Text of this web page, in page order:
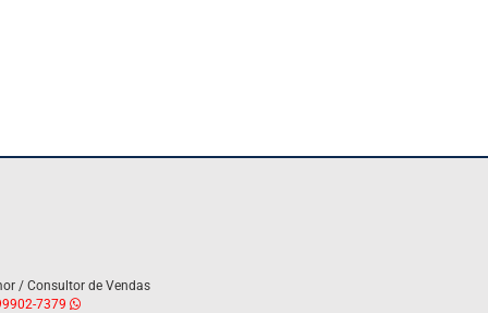
/ Consultor de Vendas
7379